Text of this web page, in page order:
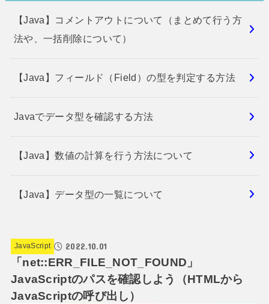
【Java】コメントアウトについて（まとめて行う方
法や、一括削除について）
【Java】フィールド（Field）の型を判定する方法
Javaでデータ型を確認する方法
【Java】数値の計算を行う方法について
【Java】データ型の一覧について
JavaScript 2022.10.01
「net::ERR_FILE_NOT_FOUND」
JavaScriptのパスを確認しよう（HTMLから
JavaScriptの呼び出し）